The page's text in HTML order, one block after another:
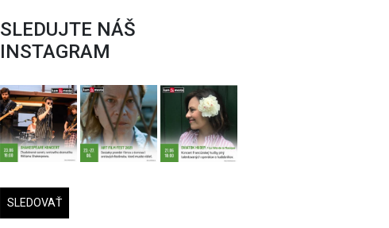
SLEDUJTE NÁŠ
INSTAGRAM
SLEDOVAŤ